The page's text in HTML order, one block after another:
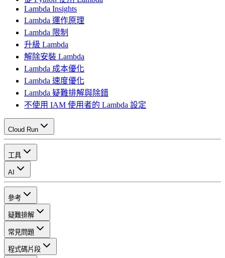
Lambda Insights
Lambda 運作原理
Lambda 限制
升級 Lambda
解除安裝 Lambda
Lambda 成本優化
Lambda 速度優化
Lambda 疑難排解與除錯
不使用 IAM 使用者的 Lambda 設定
Cloud Run
工具
AI
參考
疑難排解
常見問題
程式碼片段